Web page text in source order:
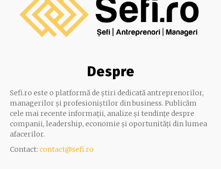
Despre
Sefi.ro este o platformă de știri dedicată antreprenorilor,
managerilor și profesioniștilor din business. Publicăm
cele mai recente informații, analize și tendințe despre
companii, leadership, economie și oportunități din lumea
afacerilor.
Contact: contact@sefi.ro